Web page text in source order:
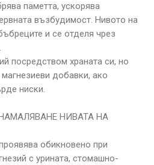
паметта, ускорява
възбудимост. Нивото на
и се отделя чрез
посредством храната си, но
добавки, ако
ниски.
НИВАТА НА
обикновено при
с урината, стомашно-